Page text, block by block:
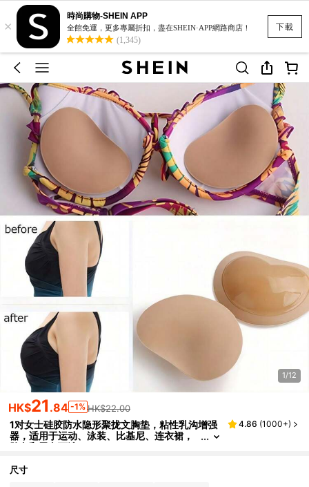
下載
×
時尚購物-SHEIN APP
全館免運，更多專屬折扣，盡在SHEIN·APP網路商店！
(1,345)
1/12
HK$21 .84 -1% HK$22.00
1对女士硅胶防水隐形聚拢文胸垫，粘性乳沟增强
器，适用于运动、泳装、比基尼、连衣裙，
肤色和黑色可选
4.86 (1000+)
尺寸